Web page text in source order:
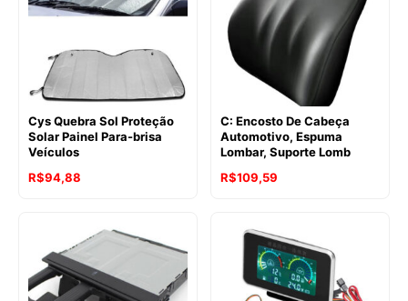
Cys Quebra Sol Proteção
Solar Painel Para-brisa
Veículos
R$94,88
C: Encosto De Cabeça
Automotivo, Espuma
Lombar, Suporte Lomb
R$109,59